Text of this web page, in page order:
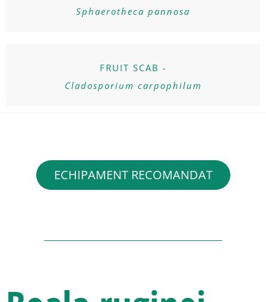
Sphaerotheca pannosa
FRUIT SCAB -
Cladosporium carpophilum
ECHIPAMENT RECOMANDAT